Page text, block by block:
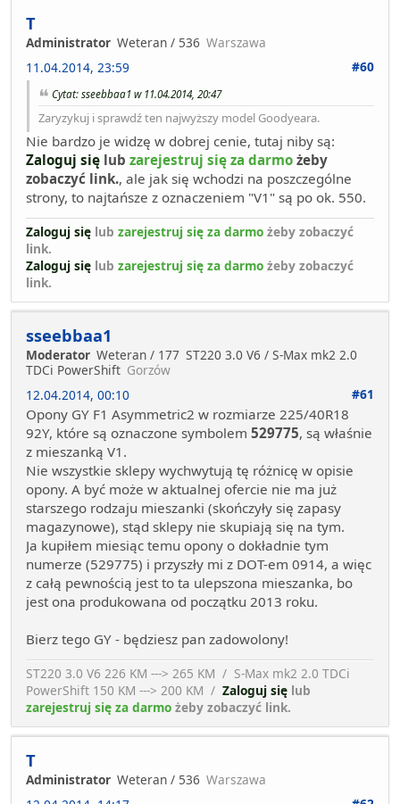
T
Administrator Weteran / 536 Warszawa
11.04.2014, 23:59
#60
Cytat: sseebbaa1 w 11.04.2014, 20:47
Zaryzykuj i sprawdź ten najwyższy model Goodyeara.
Nie bardzo je widzę w dobrej cenie, tutaj niby są:
Zaloguj się lub zarejestruj się za darmo żeby
zobaczyć link., ale jak się wchodzi na poszczególne
strony, to najtańsze z oznaczeniem "V1" są po ok. 550.
Zaloguj się lub zarejestruj się za darmo żeby zobaczyć
link.
Zaloguj się lub zarejestruj się za darmo żeby zobaczyć
link.
sseebbaa1
Moderator Weteran / 177 ST220 3.0 V6 / S-Max mk2 2.0
TDCi PowerShift Gorzów
12.04.2014, 00:10
#61
Opony GY F1 Asymmetric2 w rozmiarze 225/40R18
92Y, które są oznaczone symbolem 529775, są właśnie
z mieszanką V1.
Nie wszystkie sklepy wychwytują tę różnicę w opisie
opony. A być może w aktualnej ofercie nie ma już
starszego rodzaju mieszanki (skończyły się zapasy
magazynowe), stąd sklepy nie skupiają się na tym.
Ja kupiłem miesiąc temu opony o dokładnie tym
numerze (529775) i przyszły mi z DOT-em 0914, a więc
z całą pewnością jest to ta ulepszona mieszanka, bo
jest ona produkowana od początku 2013 roku.
Bierz tego GY - będziesz pan zadowolony!
ST220 3.0 V6 226 KM ---> 265 KM / S-Max mk2 2.0 TDCi
PowerShift 150 KM ---> 200 KM / Zaloguj się lub
zarejestruj się za darmo żeby zobaczyć link.
T
Administrator Weteran / 536 Warszawa